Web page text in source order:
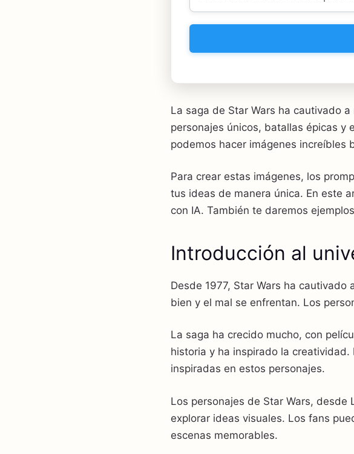
La saga de Star Wars ha cautivado
personajes únicos, batallas épicas y
podemos hacer imágenes increíbles
Para crear estas imágenes, los
tus ideas de manera única. En este
con IA. También te daremos
Introducción al
Desde 1977, Star Wars ha
bien y el mal se enfrentan. Los
La saga ha crecido mucho, con
historia y ha inspirado la
inspiradas en estos personajes.
Los personajes de Star Wars,
explorar ideas visuales. Los fans
escenas memorables.